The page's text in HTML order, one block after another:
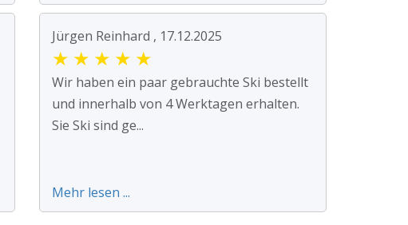
Jürgen Reinhard , 17.12.2025
★ ★ ★ ★ ★
Wir haben ein paar gebrauchte Ski bestellt
und innerhalb von 4 Werktagen erhalten.
Sie Ski sind ge...
Mehr lesen ...